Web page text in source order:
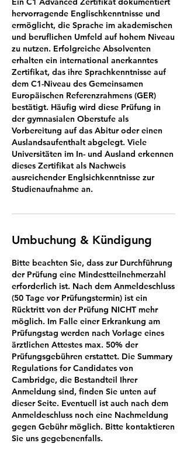
hervorragende Englischkenntnisse und
ermöglicht, die Sprache im akademischen
und beruflichen Umfeld auf hohem Niveau
zu nutzen. Erfolgreiche Absolventen
erhalten ein international anerkanntes
Zertifikat, das ihre Sprachkenntnisse auf
dem C1-Niveau des Gemeinsamen
Europäischen Referenzrahmens (GER)
bestätigt. Häufig wird diese Prüfung in
der gymnasialen Oberstufe als
Vorbereitung auf das Abitur oder einen
Auslandsaufenthalt abgelegt. Viele
Universitäten im In- und Ausland erkennen
dieses Zertifikat als Nachweis
ausreichender Englsichkenntnisse zur
Studienaufnahme an.
Umbuchung & Kündigung
Bitte beachten Sie, dass zur Durchführung
der Prüfung eine Mindestteilnehmerzahl
erforderlich ist. Nach dem Anmeldeschluss
(50 Tage vor Prüfungstermin) ist ein
Rücktritt von der Prüfung NICHT mehr
möglich. Im Falle einer Erkrankung am
Prüfungstag werden nach Vorlage eines
ärztlichen Attestes max. 50% der
Prüfungsgebühren erstattet. Die Summary
Regulations for Candidates von
Cambridge, die Bestandteil Ihrer
Anmeldung sind, finden Sie unten auf
dieser Seite. Eventuell ist auch nach dem
Anmeldeschluss noch eine Nachmeldung
gegen Gebühr möglich. Bitte kontaktieren
Sie uns gegebenenfalls.